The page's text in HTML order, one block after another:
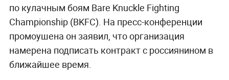
по кулачным боям Bare Knuckle Fighting
Championship (BKFC). На пресс-конференции
промоушена он заявил, что организация
намерена подписать контракт с россиянином в
ближайшее время.